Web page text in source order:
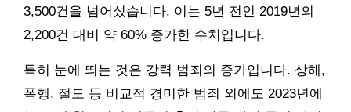
3,500건을 넘어섰습니다. 이는 5년 전인 2019년의
2,200건 대비 약 60% 증가한 수치입니다.
특히 눈에 띄는 것은 강력 범죄의 증가입니다. 상해,
폭행, 절도 등 비교적 경미한 범죄 외에도 2023년에